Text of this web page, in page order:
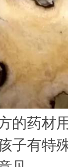
的药材
子有特